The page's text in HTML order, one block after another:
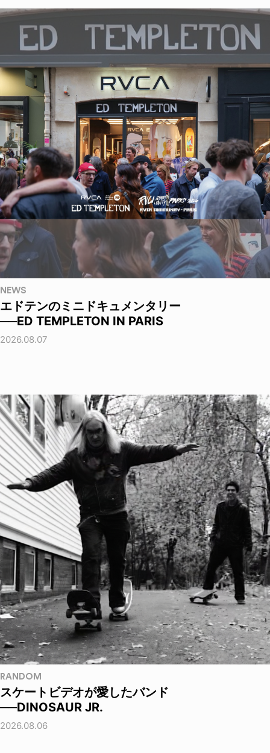
NEWS
エドテンのミニドキュメンタリー
──ED TEMPLETON IN PARIS
2026.08.07
RANDOM
スケートビデオが愛したバンド
──DINOSAUR JR.
2026.08.06